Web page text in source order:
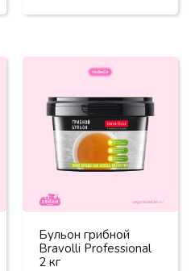
Бульон грибной
Bravolli Professional
2 кг